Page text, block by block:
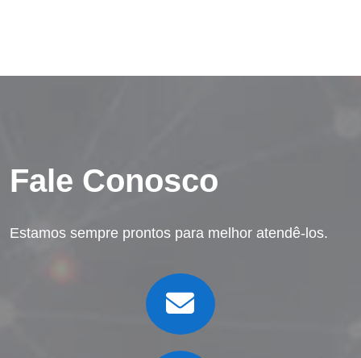
Fale Conosco
Estamos sempre prontos para melhor atendê-los.